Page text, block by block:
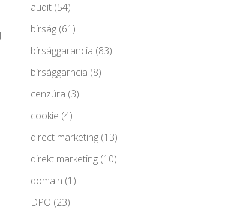
audit(54)
bírság(61)
bírsággarancia (83)
bírsággarncia (8)
cenzúra (3)
cookie (4)
direct marketing(13)
direkt marketing(10)
domain (1)
DPO (23)